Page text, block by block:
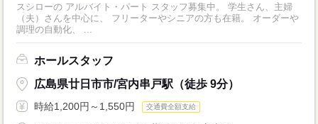
スシローの アルバイト・パート スタッフ募集中。 学生さん、主婦
（夫）さんを中心に、 フリーターやシニアの方も在籍。 オーダーや
調理の自動化、 ...
ホールスタッフ
広島県廿日市市/宮内串戸駅（徒歩 9分）
時給1,200円～1,550円 交通費全額支給